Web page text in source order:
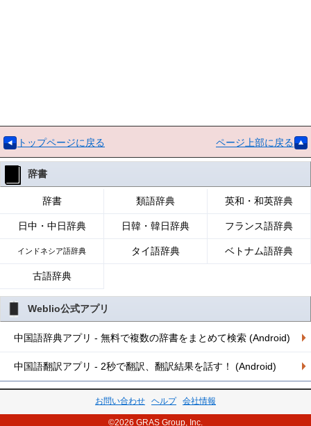
トップページに戻る ページ上部に戻る
辞書
辞書 類語辞典 英和・和英辞典
日中・中日辞典 日韓・韓日辞典 フランス語辞典
インドネシア語辞典 タイ語辞典 ベトナム語辞典
古語辞典
Weblio公式アプリ
中国語辞典アプリ - 無料で複数の辞書をまとめて検索 (Android)
中国語翻訳アプリ - 2秒で翻訳、翻訳結果を話す！ (Android)
お問い合わせ ヘルプ 会社情報
©2026 GRAS Group, Inc.